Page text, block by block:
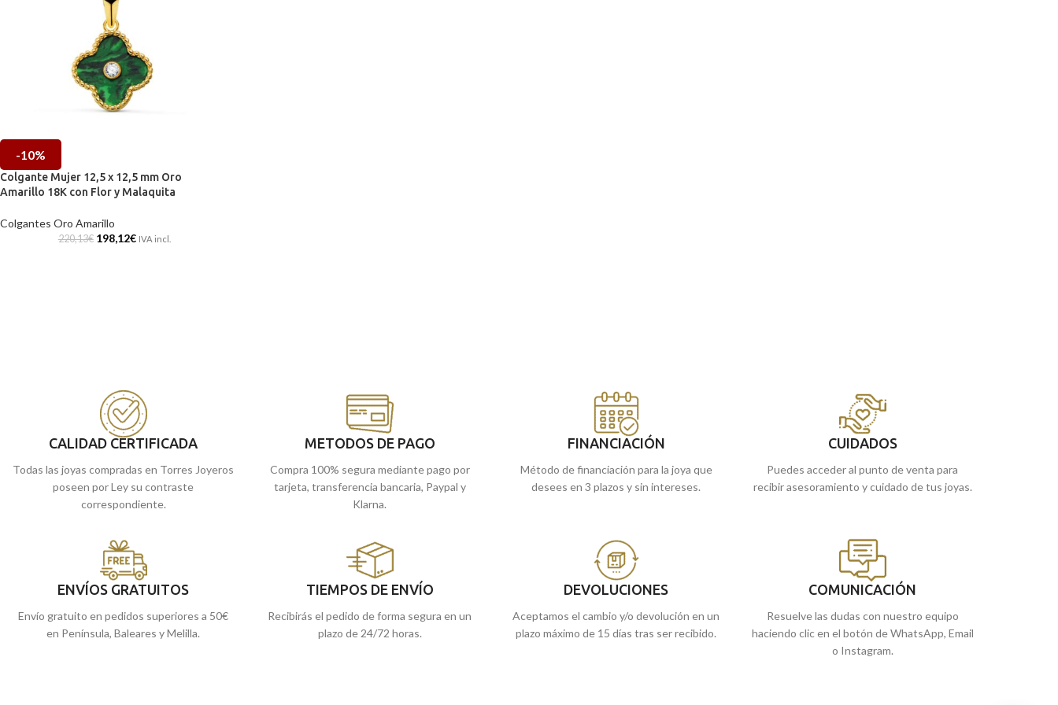
-10%
Colgante Mujer 12,5 x 12,5 mm Oro
Amarillo 18K con Flor y Malaquita
Colgantes Oro Amarillo
220,13€ 198,12€ IVA incl.
CALIDAD CERTIFICADA
Todas las joyas compradas en Torres Joyeros
poseen por Ley su contraste
correspondiente.
METODOS DE PAGO
Compra 100% segura mediante pago por
tarjeta, transferencia bancaria, Paypal y
Klarna.
FINANCIACIÓN
Método de financiación para la joya que
desees en 3 plazos y sin intereses.
CUIDADOS
Puedes acceder al punto de venta para
recibir asesoramiento y cuidado de tus joyas.
ENVÍOS GRATUITOS
Envío gratuito en pedidos superiores a 50€
en Península, Baleares y Melilla.
TIEMPOS DE ENVÍO
Recibirás el pedido de forma segura en un
plazo de 24/72 horas.
DEVOLUCIONES
Aceptamos el cambio y/o devolución en un
plazo máximo de 15 días tras ser recibido.
COMUNICACIÓN
Resuelve las dudas con nuestro equipo
haciendo clic en el botón de WhatsApp, Email
o Instagram.